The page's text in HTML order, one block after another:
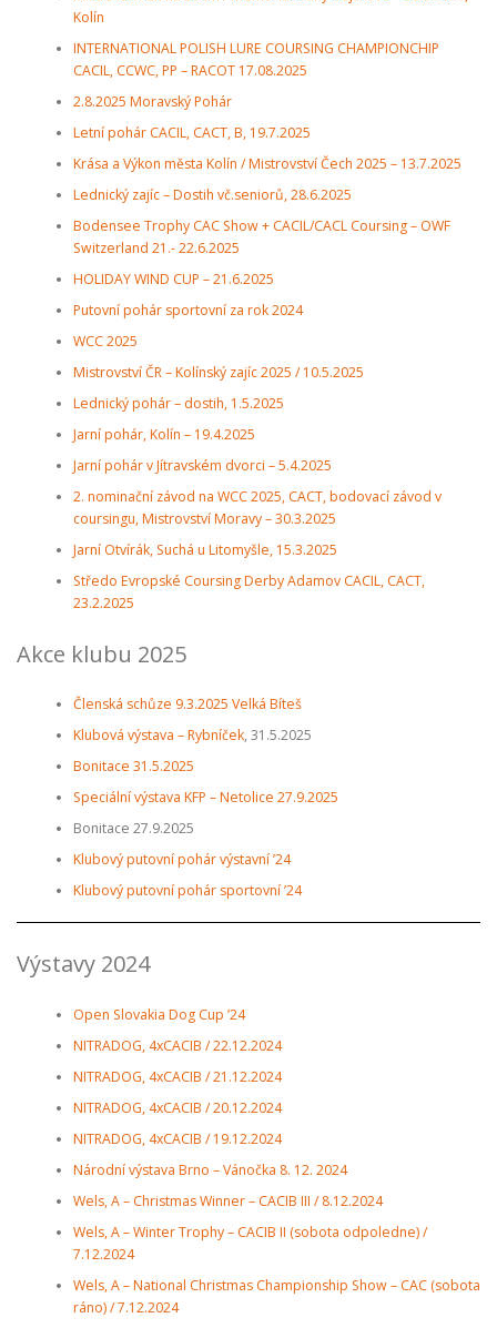
Kolín
INTERNATIONAL POLISH LURE COURSING CHAMPIONCHIP
CACIL, CCWC, PP – RACOT 17.08.2025
2.8.2025 Moravský Pohár
Letní pohár CACIL, CACT, B, 19.7.2025
Krása a Výkon města Kolín / Mistrovství Čech 2025 – 13.7.2025
Lednický zajíc – Dostih vč.seniorů, 28.6.2025
Bodensee Trophy CAC Show + CACIL/CACL Coursing – OWF
Switzerland 21.- 22.6.2025
HOLIDAY WIND CUP – 21.6.2025
Putovní pohár sportovní za rok 2024
WCC 2025
Mistrovství ČR – Kolínský zajíc 2025 / 10.5.2025
Lednický pohár – dostih, 1.5.2025
Jarní pohár, Kolín – 19.4.2025
Jarní pohár v Jítravském dvorci – 5.4.2025
2. nominační závod na WCC 2025, CACT, bodovací závod v
coursingu, Mistrovství Moravy – 30.3.2025
Jarní Otvírák, Suchá u Litomyšle, 15.3.2025
Středo Evropské Coursing Derby Adamov CACIL, CACT,
23.2.2025
Akce klubu 2025
Členská schůze 9.3.2025 Velká Bíteš
Klubová výstava – Rybníček, 31.5.2025
Bonitace 31.5.2025
Speciální výstava KFP – Netolice 27.9.2025
Bonitace 27.9.2025
Klubový putovní pohár výstavní ’24
Klubový putovní pohár sportovní ’24
Výstavy 2024
Open Slovakia Dog Cup ’24
NITRADOG, 4xCACIB / 22.12.2024
NITRADOG, 4xCACIB / 21.12.2024
NITRADOG, 4xCACIB / 20.12.2024
NITRADOG, 4xCACIB / 19.12.2024
Národní výstava Brno – Vánočka 8. 12. 2024
Wels, A – Christmas Winner – CACIB III / 8.12.2024
Wels, A – Winter Trophy – CACIB II (sobota odpoledne) /
7.12.2024
Wels, A – National Christmas Championship Show – CAC (sobota
ráno) / 7.12.2024